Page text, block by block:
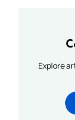
Explore